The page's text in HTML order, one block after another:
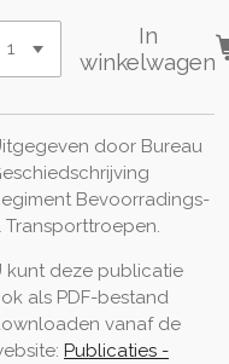
In
winkelwagen
door Bureau
Bevoorradings-
Transporttroepen.
kunt deze publicatie
als PDF-bestand
vanaf de
Publicaties -